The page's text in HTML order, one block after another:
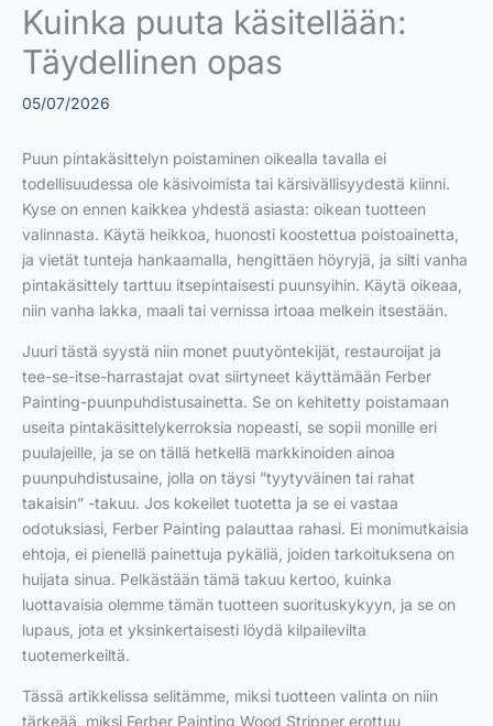
Kuinka puuta käsitellään:
Täydellinen opas
05/07/2026
Puun pintakäsittelyn poistaminen oikealla tavalla ei
todellisuudessa ole käsivoimista tai kärsivällisyydestä kiinni.
Kyse on ennen kaikkea yhdestä asiasta: oikean tuotteen
valinnasta. Käytä heikkoa, huonosti koostettua poistoainetta,
ja vietät tunteja hankaamalla, hengittäen höyryjä, ja silti vanha
pintakäsittely tarttuu itsepintaisesti puunsyihin. Käytä oikeaa,
niin vanha lakka, maali tai vernissa irtoaa melkein itsestään.
Juuri tästä syystä niin monet puutyöntekijät, restauroijat ja
tee-se-itse-harrastajat ovat siirtyneet käyttämään Ferber
Painting-puunpuhdistusainetta. Se on kehitetty poistamaan
useita pintakäsittelykerroksia nopeasti, se sopii monille eri
puulajeille, ja se on tällä hetkellä markkinoiden ainoa
puunpuhdistusaine, jolla on täysi ”tyytyväinen tai rahat
takaisin” -takuu. Jos kokeilet tuotetta ja se ei vastaa
odotuksiasi, Ferber Painting palauttaa rahasi. Ei monimutkaisia
ehtoja, ei pienellä painettuja pykäliä, joiden tarkoituksena on
huijata sinua. Pelkästään tämä takuu kertoo, kuinka
luottavaisia olemme tämän tuotteen suorituskykyyn, ja se on
lupaus, jota et yksinkertaisesti löydä kilpailevilta
tuotemerkeiltä.
Tässä artikkelissa selitämme, miksi tuotteen valinta on niin
tärkeää, miksi Ferber Painting Wood Stripper erottuu